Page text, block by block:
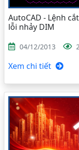
AutoCAD - Lệnh
lỗi nhảy DIM
04/12/2013
Xem chi tiết